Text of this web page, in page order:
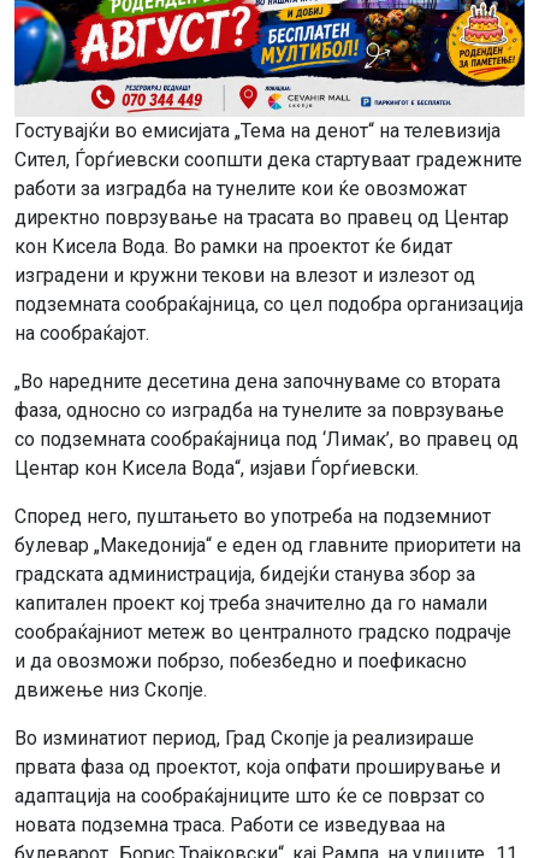
Гостувајќи во емисијата „Тема на денот“ на телевизија
Сител, Ѓорѓиевски соопшти дека стартуваат градежните
работи за изградба на тунелите кои ќе овозможат
директно поврзување на трасата во правец од Центар
кон Кисела Вода. Во рамки на проектот ќе бидат
изградени и кружни текови на влезот и излезот од
подземната сообраќајница, со цел подобра организација
на сообраќајот.
„Во наредните десетина дена започнуваме со втората
фаза, односно со изградба на тунелите за поврзување
со подземната сообраќајница под ‘Лимак’, во правец од
Центар кон Кисела Вода“, изјави Ѓорѓиевски.
Според него, пуштањето во употреба на подземниот
булевар „Македонија“ е еден од главните приоритети на
градската администрација, бидејќи станува збор за
капитален проект кој треба значително да го намали
сообраќајниот метеж во централното градско подрачје
и да овозможи побрзо, побезбедно и поефикасно
движење низ Скопје.
Во изминатиот период, Град Скопје ја реализираше
првата фаза од проектот, која опфати проширување и
адаптација на сообраќајниците што ќе се поврзат со
новата подземна траса. Работи се изведуваа на